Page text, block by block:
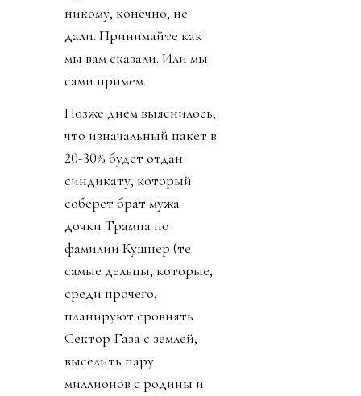
никому, конечно, не
дали. Принимайте как
мы вам сказали. Или мы
сами примем.
Позже днем выяснилось,
что изначальный пакет в
20-30% будет отдан
синдикату, который
соберет брат мужа
дочки Трампа по
фамилии Кушнер (те
самые дельцы, которые,
среди прочего,
планируют сровнять
Сектор Газа с землей,
выселить пару
миллионов с родины и